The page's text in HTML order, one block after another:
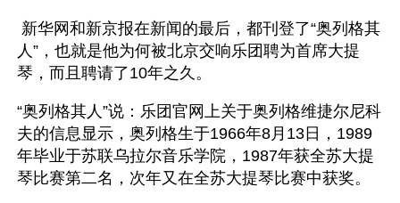
人”，也就是他为何被北京交响乐团聘为首席大提
琴，而且聘请了10年之久。
“奥列格其人”说：乐团官网上关于奥列格维捷尔尼科
夫的信息显示，奥列格生于1966年8月13日，1989
年毕业于苏联乌拉尔音乐学院，1987年获全苏大提
琴比赛第二名，次年又在全苏大提琴比赛中获奖。